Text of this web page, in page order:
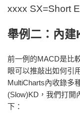
xxxx SX=Short
舉例二：內
前一例的MACD是比
眼可以推敲出如何引
MultiCharts內收錄多
(Slow)KD，我們打開
下：